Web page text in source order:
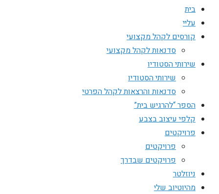
בית
עליי
קורסים לקהל מקצועי
סדנאות לקהל מקצועי
שירותי הסטודיו
שירותי הסטודיו
סדנאות והרצאות לקהל הפרטי
הספר “להרגיש בית”
קלפי עיצוב בצבע
פרויקטים
פרויקטים
פרויקטים שבדרך
ניוזלטר
מהיוטיוב שלי